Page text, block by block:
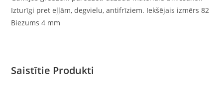
Izturīgi pret eļļām, degvielu, antifrīziem. Iekšējais izmērs 82
Biezums 4 mm
Saistītie Produkti